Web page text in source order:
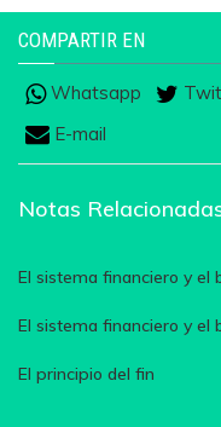
COMPARTIR EN
Whatsapp
E-mail
Notas
El sistema financiero y el
El sistema financiero y el
El principio del fin